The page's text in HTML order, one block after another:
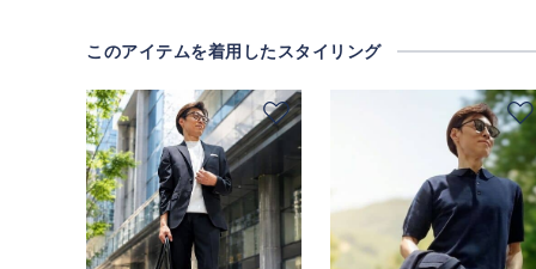
このアイテムを着用したスタイリング